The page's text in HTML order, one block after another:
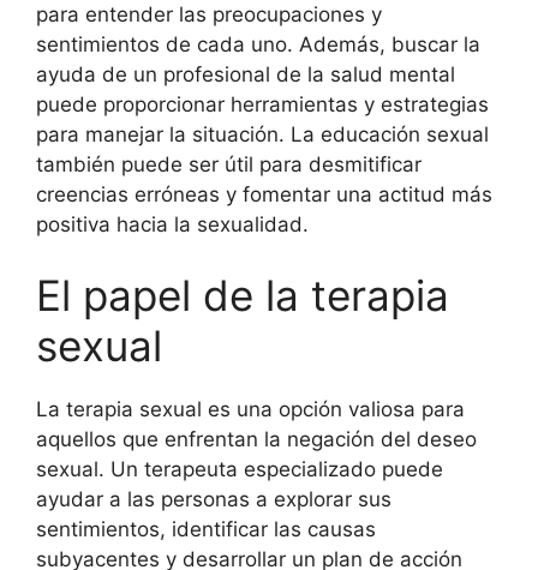
para entender las preocupaciones y
sentimientos de cada uno. Además, buscar la
ayuda de un profesional de la salud mental
puede proporcionar herramientas y estrategias
para manejar la situación. La educación sexual
también puede ser útil para desmitificar
creencias erróneas y fomentar una actitud más
positiva hacia la sexualidad.
El papel de la terapia
sexual
La terapia sexual es una opción valiosa para
aquellos que enfrentan la negación del deseo
sexual. Un terapeuta especializado puede
ayudar a las personas a explorar sus
sentimientos, identificar las causas
subyacentes y desarrollar un plan de acción